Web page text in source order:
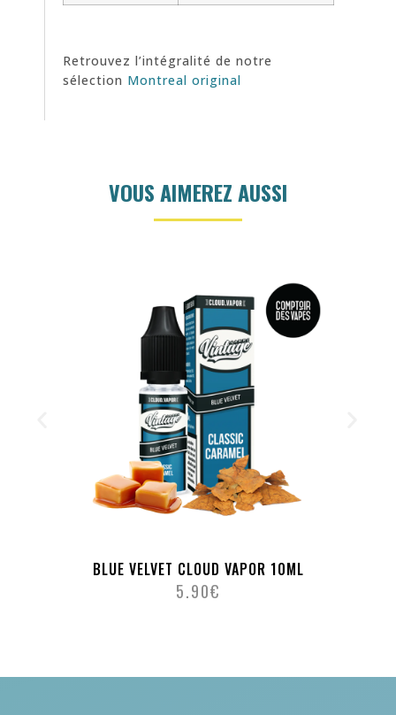
Retrouvez l’intégralité de notre
sélection Montreal original
VOUS AIMEREZ AUSSI
BLUE VELVET CLOUD VAPOR 10ML
5.90€